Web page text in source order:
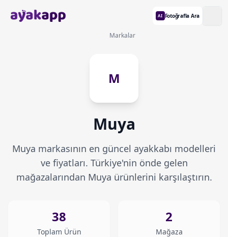
AI Fotoğrafla Ara
Markalar
M
Muya
Muya markasının en güncel ayakkabı modelleri
ve fiyatları. Türkiye'nin önde gelen
mağazalarından Muya ürünlerini karşılaştırın.
38
Toplam Ürün
2
Mağaza